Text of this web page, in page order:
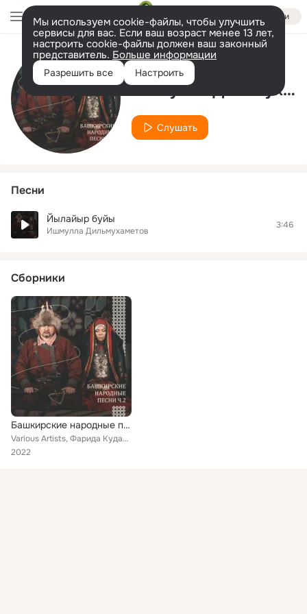
Войти
Мы используем cookie-файлы, чтобы улучшить
сервисы для вас. Если ваш возраст менее 13 лет,
настроить cookie-файлы должен ваш законный
представитель. Больше информации
Разрешить все Настроить
Исполнитель
Ишмулла Дильмухаметов
Слушать
Песни
Йылайыр буйы
Ишмулла Дильмухаметов
3:46
Сборники
Башкирские народные песни, ч. 2
Various Artists, Фарида Кудашева, Флюра Кильдиярова, Гали Хамзин, Ишмулла Дильмухаметов, Рамиль Туйсин, Нафиса Тулыбаева, Азат А...
2022